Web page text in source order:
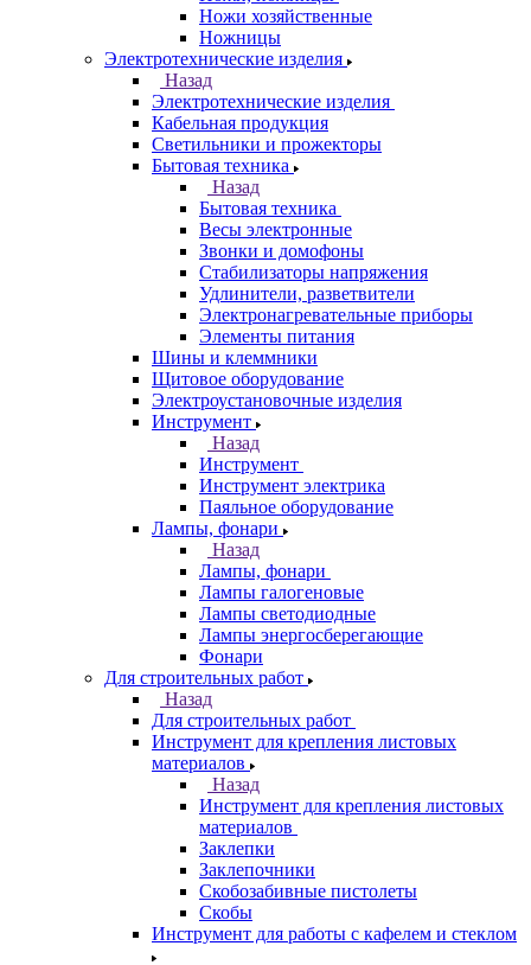
Ножи хозяйственные
Ножницы
Электротехнические изделия
Назад
Электротехнические изделия
Кабельная продукция
Светильники и прожекторы
Бытовая техника
Назад
Бытовая техника
Весы электронные
Звонки и домофоны
Стабилизаторы напряжения
Удлинители, разветвители
Электронагревательные приборы
Элементы питания
Шины и клеммники
Щитовое оборудование
Электроустановочные изделия
Инструмент
Назад
Инструмент
Инструмент электрика
Паяльное оборудование
Лампы, фонари
Назад
Лампы, фонари
Лампы галогеновые
Лампы светодиодные
Лампы энергосберегающие
Фонари
Для строительных работ
Назад
Для строительных работ
Инструмент для крепления листовых
материалов
Назад
Инструмент для крепления листовых
материалов
Заклепки
Заклепочники
Скобозабивные пистолеты
Скобы
Инструмент для работы с кафелем и стеклом